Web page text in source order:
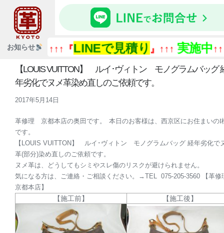
お知らせ↑↑↑『LINEで見積り』↑↑↑ 実施中↑↑↑
【LOUIS VUITTON】 ルイ･ヴィトン モノグラムバッグ
年劣化でヌメ革染め直しのご依頼です。
2017年5月14日
革修理 京都本店の奥田です。 本日のお客様は、西京区にお住まいのI
です。
【LOUIS VUITTON】 ルイ･ヴィトン モノグラムバッグ 経年劣化で
革(部分)染め直しのご依頼です。
ヌメ革は、どうしてもシミやスレ傷のリスクが避けられません。
気になる方は、ご連絡・ご相談ください。→TEL 075-205-3560 【革修
京都本店】
【施工前】 【施工後】